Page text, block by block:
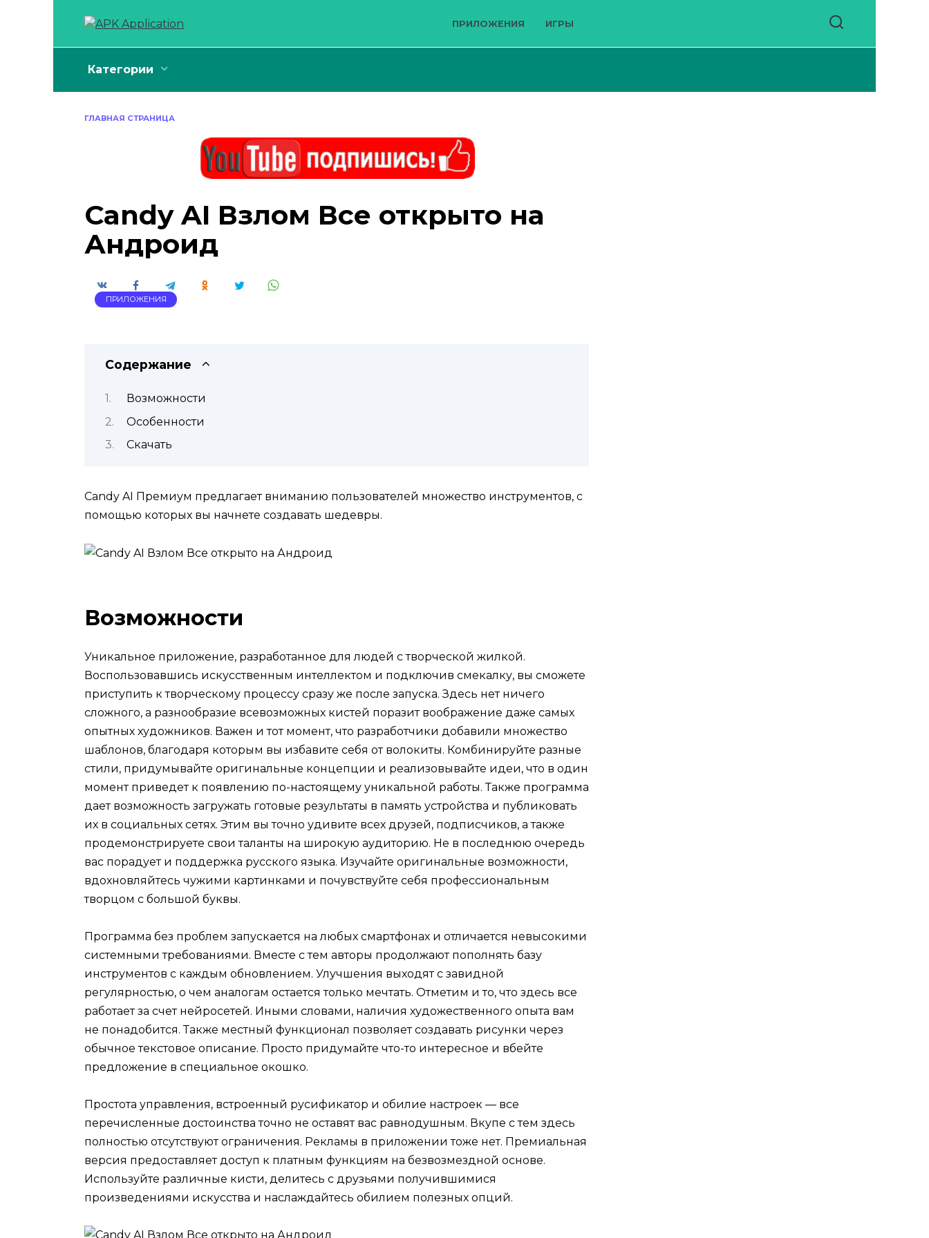
ПРИЛОЖЕНИЯ ИГРЫ
Категории
ГЛАВНАЯ СТРАНИЦА
Candy AI Взлом Все открыто на
Андроид
ПРИЛОЖЕНИЯ
Содержание
Возможности
Особенности
Скачать
Candy AI Премиум предлагает вниманию пользователей множество инструментов, с
помощью которых вы начнете создавать шедевры.
Возможности
Уникальное приложение, разработанное для людей с творческой жилкой.
Воспользовавшись искусственным интеллектом и подключив смекалку, вы сможете
приступить к творческому процессу сразу же после запуска. Здесь нет ничего
сложного, а разнообразие всевозможных кистей поразит воображение даже самых
опытных художников. Важен и тот момент, что разработчики добавили множество
шаблонов, благодаря которым вы избавите себя от волокиты. Комбинируйте разные
стили, придумывайте оригинальные концепции и реализовывайте идеи, что в один
момент приведет к появлению по-настоящему уникальной работы. Также программа
дает возможность загружать готовые результаты в память устройства и публиковать
их в социальных сетях. Этим вы точно удивите всех друзей, подписчиков, а также
продемонстрируете свои таланты на широкую аудиторию. Не в последнюю очередь
вас порадует и поддержка русского языка. Изучайте оригинальные возможности,
вдохновляйтесь чужими картинками и почувствуйте себя профессиональным
творцом с большой буквы.
Программа без проблем запускается на любых смартфонах и отличается невысокими
системными требованиями. Вместе с тем авторы продолжают пополнять базу
инструментов с каждым обновлением. Улучшения выходят с завидной
регулярностью, о чем аналогам остается только мечтать. Отметим и то, что здесь все
работает за счет нейросетей. Иными словами, наличия художественного опыта вам
не понадобится. Также местный функционал позволяет создавать рисунки через
обычное текстовое описание. Просто придумайте что-то интересное и вбейте
предложение в специальное окошко.
Простота управления, встроенный русификатор и обилие настроек — все
перечисленные достоинства точно не оставят вас равнодушным. Вкупе с тем здесь
полностью отсутствуют ограничения. Рекламы в приложении тоже нет. Премиальная
версия предоставляет доступ к платным функциям на безвозмездной основе.
Используйте различные кисти, делитесь с друзьями получившимися
произведениями искусства и наслаждайтесь обилием полезных опций.